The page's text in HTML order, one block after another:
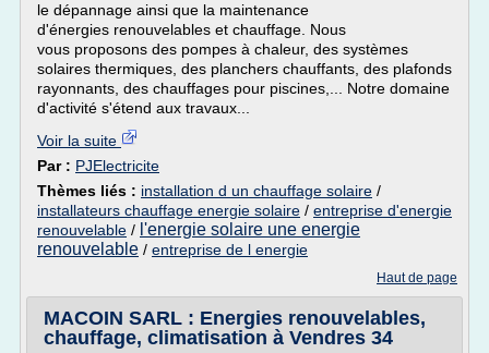
le dépannage ainsi que la maintenance
d'énergies renouvelables et chauffage. Nous
vous proposons des pompes à chaleur, des systèmes
solaires thermiques, des planchers chauffants, des plafonds
rayonnants, des chauffages pour piscines,... Notre domaine
d'activité s'étend aux travaux...
Voir la suite
Par : PJElectricite
Thèmes liés : installation d un chauffage solaire /
installateurs chauffage energie solaire / entreprise d'energie
renouvelable / l'energie solaire une energie
renouvelable / entreprise de l energie
Haut de page
MACOIN SARL : Energies renouvelables,
chauffage, climatisation à Vendres 34